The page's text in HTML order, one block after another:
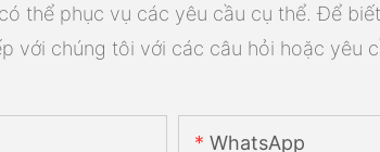
thể phục vụ các yêu cầu cụ thể. Để
với chúng tôi với các câu hỏi hoặc yêu
WhatsApp